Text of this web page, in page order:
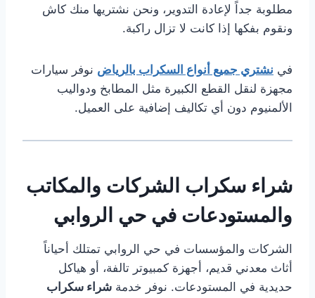
مطلوبة جداً لإعادة التدوير، ونحن نشتريها منك كاش
ونقوم بفكها إذا كانت لا تزال راكبة.
في نشتري جميع أنواع السكراب بالرياض نوفر سيارات
مجهزة لنقل القطع الكبيرة مثل المطابخ ودواليب
الألمنيوم دون أي تكاليف إضافية على العميل.
شراء سكراب الشركات والمكاتب
والمستودعات في حي الروابي
الشركات والمؤسسات في حي الروابي تمتلك أحياناً
أثاث معدني قديم، أجهزة كمبيوتر تالفة، أو هياكل
حديدية في المستودعات. نوفر خدمة شراء سكراب